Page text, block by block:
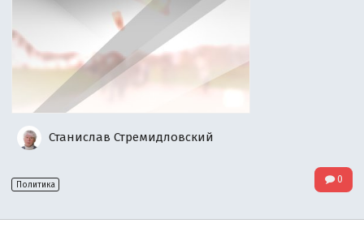
Станислав Стремидловский
Политика 0